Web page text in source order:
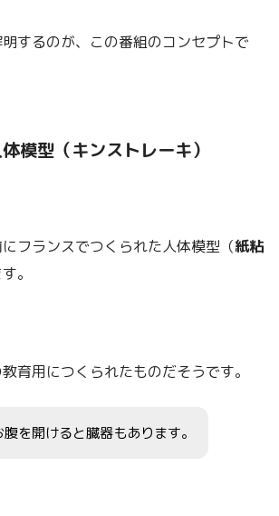
するのが、この番組のコンセプトで
模型（キンストレーキ）
フランスでつくられた人体模型（紙粘
。
育用につくられたものだそうです。
腹を開けると臓器もあります。